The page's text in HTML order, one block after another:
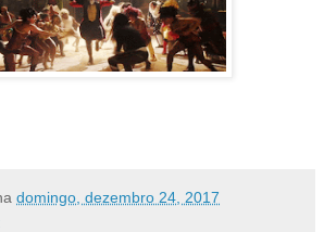
domingo, dezembro 24, 2017